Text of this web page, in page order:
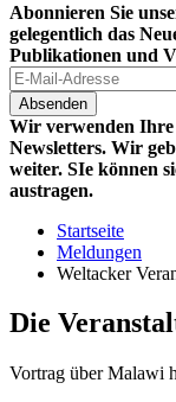
Abonnieren Sie
gelegentlich das
Publikationen und
Wir verwenden Ihre
Newsletters. Wir
weiter. SIe können
austragen.
Startseite
Meldungen
Weltacker
Die
Vortrag über Malawi